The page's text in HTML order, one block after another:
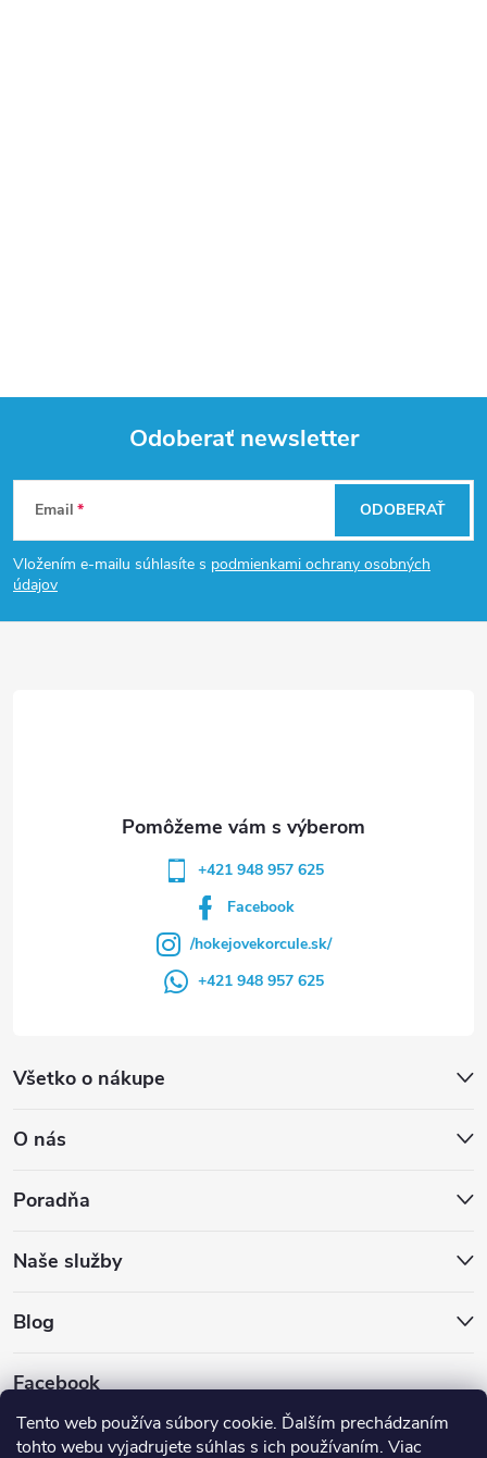
Tento web používa súbory cookie. Ďalším prechádzaním
tohto webu vyjadrujete súhlas s ich používaním. Viac
Z
á
p
Odoberať newsletter
Email
Vložením e-mailu súhlasíte s podmienkami ochrany osobných
údajov
ODOBERAŤ
Všetko o nákupe
O nás
Poradňa
Naše služby
Blog
Facebook
+421 948 957 625
Facebook
/hokejovekorcule.sk/
+421 948 957 625